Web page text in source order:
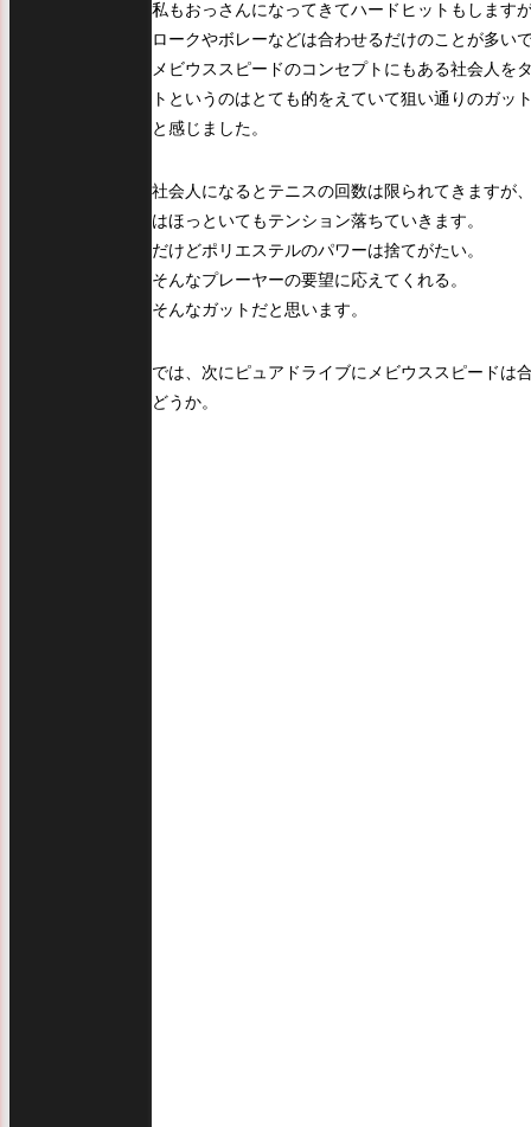
私もおっさんになってきてハードヒットもします
ロークやボレーなどは合わせるだけのことが多い
メビウススピードのコンセプトにもある社会人を
トというのはとても的をえていて狙い通りのガッ
と感じました。
社会人になるとテニスの回数は限られてきますが
はほっといてもテンション落ちていきます。
だけどポリエステルのパワーは捨てがたい。
そんなプレーヤーの要望に応えてくれる。
そんなガットだと思います。
では、次にピュアドライブにメビウススピードは
どうか。